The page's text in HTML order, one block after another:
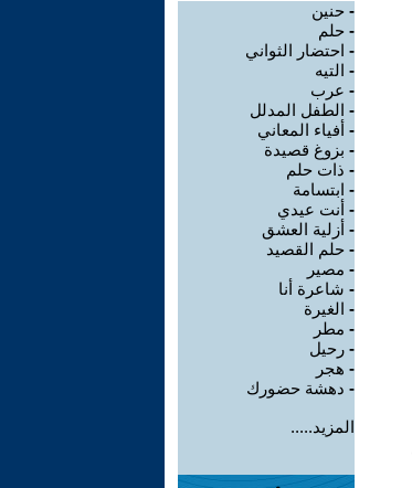
- حنين
- حلم
- احتضار الثواني
- التيه
- عرب
- الطفل المدلل
- أفياء المعاني
- بزوغ قصيدة
- ذات حلم
- ابتسامة
- أنت عيدي
- أزلية العشق
- حلم القصيد
- مصير
- شاعرة أنا
- الغيرة
- مطر
- رحيل
- هجر
- دهشة حضورك
المزيد.....